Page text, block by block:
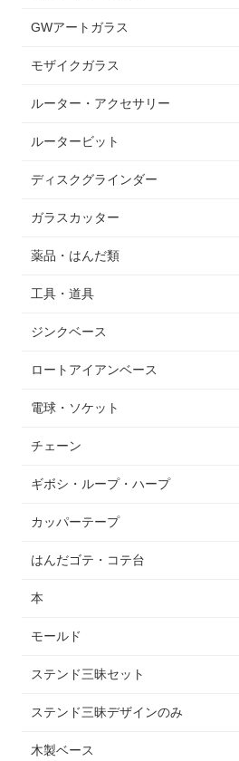
GWアートガラス
モザイクガラス
ルーター・アクセサリー
ルータービット
ディスクグラインダー
ガラスカッター
薬品・はんだ類
工具・道具
ジンクベース
ロートアイアンベース
電球・ソケット
チェーン
ギボシ・ループ・ハープ
カッパーテープ
はんだゴテ・コテ台
本
モールド
ステンド三昧セット
ステンド三昧デザインのみ
木製ベース